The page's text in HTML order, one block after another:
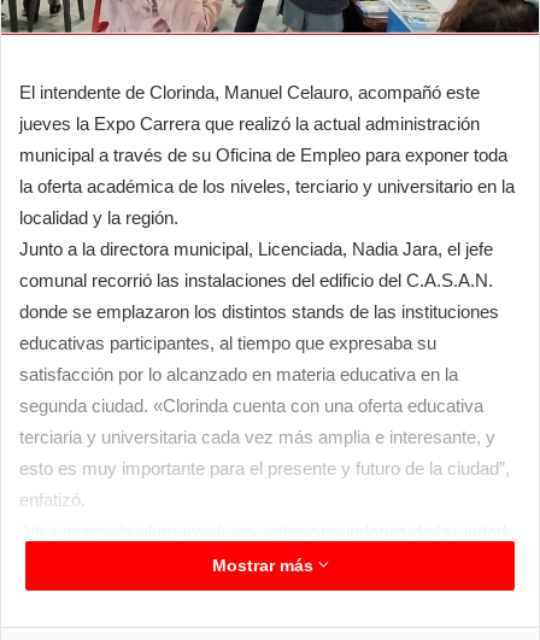
El intendente de Clorinda, Manuel Celauro, acompañó este
jueves la Expo Carrera que realizó la actual administración
municipal a través de su Oficina de Empleo para exponer toda
la oferta académica de los niveles, terciario y universitario en la
localidad y la región.
Junto a la directora municipal, Licenciada, Nadia Jara, el jefe
comunal recorrió las instalaciones del edificio del C.A.S.A.N.
donde se emplazaron los distintos stands de las instituciones
educativas participantes, al tiempo que expresaba su
satisfacción por lo alcanzado en materia educativa en la
segunda ciudad. «Clorinda cuenta con una oferta educativa
terciaria y universitaria cada vez más amplia e interesante, y
esto es muy importante para el presente y futuro de la ciudad”,
enfatizó.
padres y público en general conocieron de primera mano las
distintas carreras terciarias, universitarias y oficios que se
ofrecen en el ámbito local y provincial.
Mostrar más